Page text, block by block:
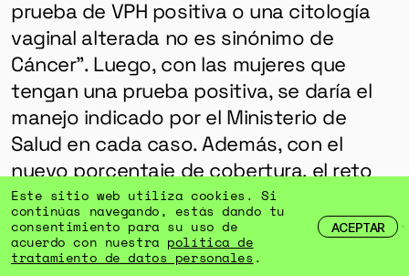
prueba de VPH positiva o una citología
vaginal alterada no es sinónimo de
Cáncer”. Luego, con las mujeres que
tengan una prueba positiva, se daría el
manejo indicado por el Ministerio de
Salud en cada caso. Además, con el
nuevo porcentaje de cobertura, el reto
también es que las mujeres de entre 30 y
65 años acudan a realizarse el examen.
Este sitio web utiliza cookies. Si
continúas navegando, estás dando tu
consentimiento para su uso de
acuerdo con nuestra política de
tratamiento de datos personales .
ACEPTAR